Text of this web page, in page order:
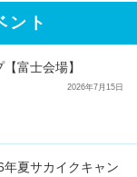
ント
富士会場】
2026年7月15日
夏サカイクキャン